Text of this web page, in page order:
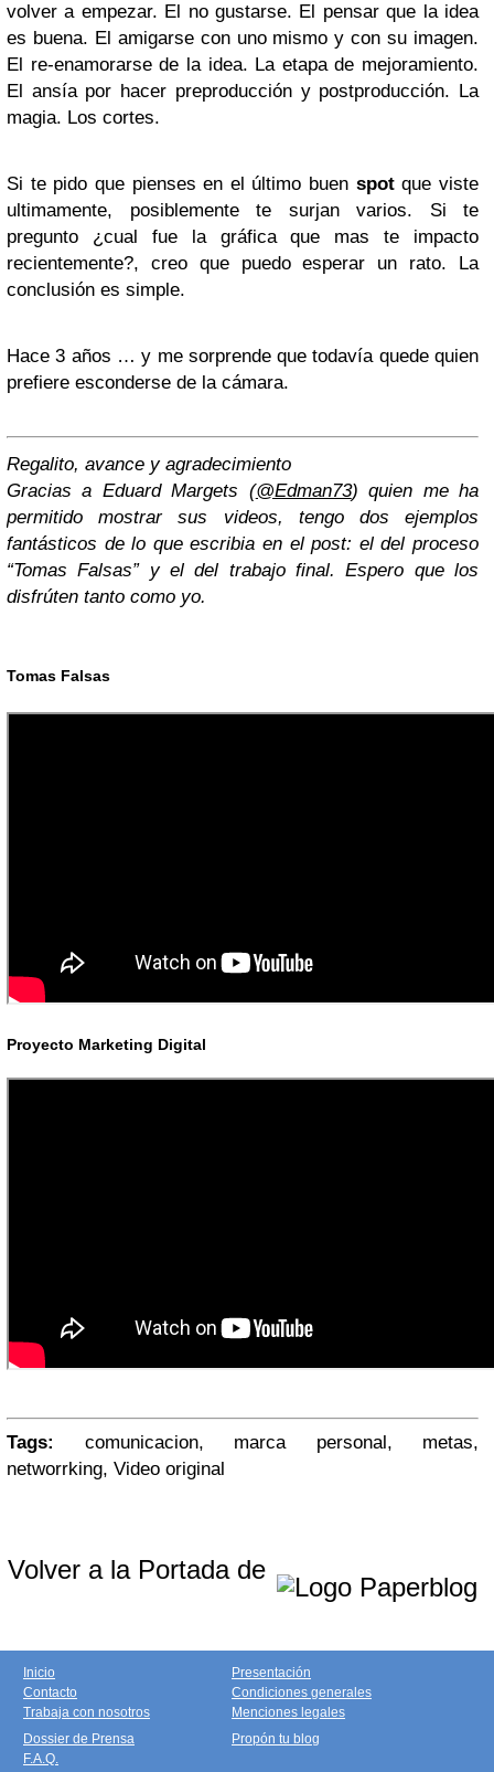
volver a empezar. El no gustarse. El pensar que la idea
es buena. El amigarse con uno mismo y con su imagen.
El re-enamorarse de la idea. La etapa de mejoramiento.
El ansía por hacer preproducción y postproducción. La
magia. Los cortes.
Si te pido que pienses en el último buen spotque viste
ultimamente, posiblemente te surjan varios. Si te
pregunto ¿cual fue la gráfica que mas te impacto
recientemente?, creo que puedo esperar un rato. La
conclusión es simple.
Hace 3 años … y me sorprende que todavía quede quien
prefiere esconderse de la cámara.
Regalito, avance y agradecimiento
Gracias a Eduard Margets (@Edman73) quien me ha
permitido mostrar sus videos, tengo dos ejemplos
fantásticos de lo que escribia en el post: el del proceso
“Tomas Falsas” y el del trabajo final. Espero que los
disfrúten tanto como yo.
Tomas Falsas
Proyecto Marketing Digital
Tags:
comunicacion, marca personal, metas,
networrking, Video original
Volver a la Portada de
Inicio
Contacto
Trabaja con nosotros
Presentación
Condiciones generales
Menciones legales
Dossier de Prensa
F.A.Q.
Propón tu blog